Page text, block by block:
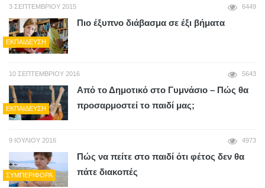
3 ΣΕΠΤΕΜΒΡΊΟΥ 2015 6449
ΕΚΠΑΊΔΕΥΣΗ
Πιο έξυπνο διάβασμα σε έξι βήματα
10 ΣΕΠΤΕΜΒΡΊΟΥ 2016 5643
ΕΚΠΑΊΔΕΥΣΗ
Από το Δημοτικό στο Γυμνάσιο – Πώς θα
προσαρμοστεί το παιδί μας;
9 ΙΟΥΛΊΟΥ 2016 4973
ΣΥΜΠΕΡΙΦΟΡΆ
Πώς να πείτε στο παιδί ότι φέτος δεν θα
πάτε διακοπές